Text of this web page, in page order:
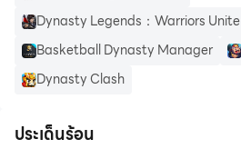
Dynasty Legends：Warriors Unite
Basketball Dynasty Manager
Dynasty Clash
ประเด็นร้อน